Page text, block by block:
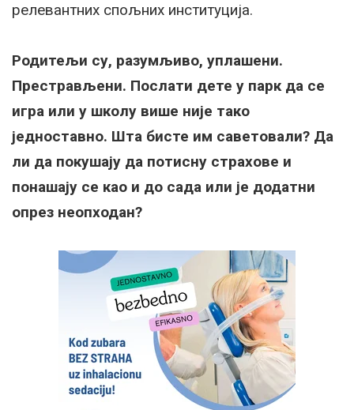
релевантних спољних институција.
Родитељи су, разумљиво, уплашени.
Престрављени. Послати дете у парк да се
игра или у школу више није тако
једноставно. Шта бисте им саветовали? Да
ли да покушају да потисну страхове и
понашају се као и до сада или је додатни
опрез неопходан?